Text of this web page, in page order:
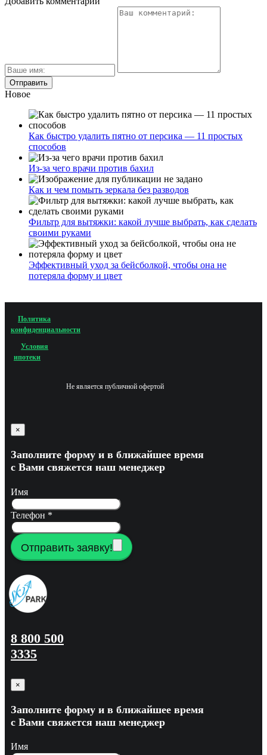
Новое
Как быстро удалить пятно от персика — 11 простых
способов
Из-за чего врачи против бахил
Как и чем помыть зеркала без разводов
Фильтр для вытяжки: какой лучше выбрать, как сделать
своими руками
Эффективный уход за бейсболкой, чтобы она не
потеряла форму и цвет
Политика
конфиденциальности
Условия
ипотеки
Не является публичной офертой
×
Заполните форму и в ближайшее время
с Вами свяжется наш менеджер
Имя
Телефон *
Отправить заявку!
8 800 500
3335
×
Заполните форму и в ближайшее время
с Вами свяжется наш менеджер
Имя